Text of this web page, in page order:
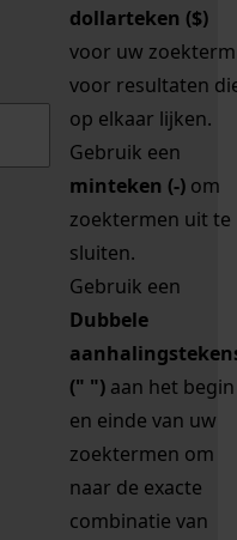
dollarteken ($)
voor uw zoekterm
voor resultaten
op elkaar lijken.
Gebruik een
minteken (-) om
zoektermen uit te
sluiten.
Gebruik een
Dubbele
(" ") aan het begin
en einde van uw
zoektermen om
naar de exacte
combinatie van